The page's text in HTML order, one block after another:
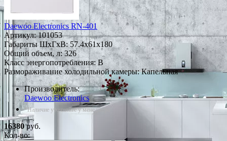
Daewoo Electronics RN-401
Артикул:101053
Габариты ШxГxВ: 57.4x61x180
Общий объем, л: 326
Класс энергопотребления: B
Размораживание холодильной камеры: Капельная
Производитель:
Daewoo Electronics
*Наличие уточняйте у менеджера
16380руб.
Кол-во: